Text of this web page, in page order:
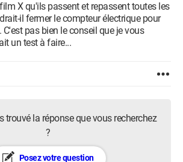
X qu'ils passent et repassent toutes les
il fermer le compteur électrique pour
pas bien le conseil que je vous
un test à faire...
trouvé la réponse que vous recherchez
?
Posez votre question